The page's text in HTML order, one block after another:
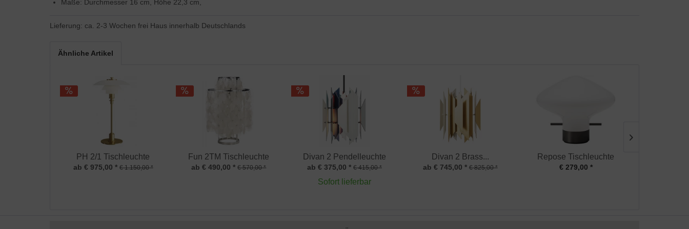
Maße: Durchmesser 16 cm, Höhe 22,3 cm,
Lieferung: ca. 2-3 Wochen frei Haus innerhalb Deutschlands
Ähnliche Artikel
PH 2/1 Tischleuchte
ab € 975,00 * € 1.150,00 *
Fun 2TM Tischleuchte
ab € 490,00 * € 570,00 *
Divan 2 Pendelleuchte
ab € 375,00 * € 415,00 *
Sofort lieferbar
Divan 2 Brass...
ab € 745,00 * € 825,00 *
Repose Tischleuchte
€ 279,00 *